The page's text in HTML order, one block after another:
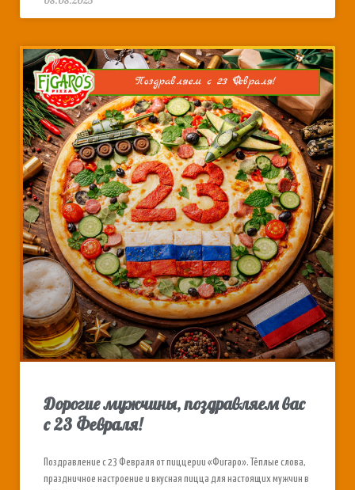
Дорогие мужчины, поздравляем вас
с 23 Февраля!
Поздравление с 23 Февраля от пиццерии «Фигаро». Тёплые слова,
праздничное настроение и вкусная пицца для настоящих мужчин в